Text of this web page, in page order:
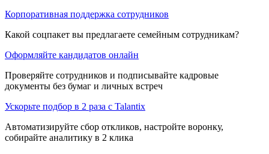
Корпоративная поддержка сотрудников
Какой соцпакет вы предлагаете семейным сотрудникам?
Оформляйте кандидатов онлайн
Проверяйте сотрудников и подписывайте кадровые
документы без бумаг и личных встреч
Ускорьте подбор в 2 раза с Talantix
Автоматизируйте сбор откликов, настройте воронку,
собирайте аналитику в 2 клика